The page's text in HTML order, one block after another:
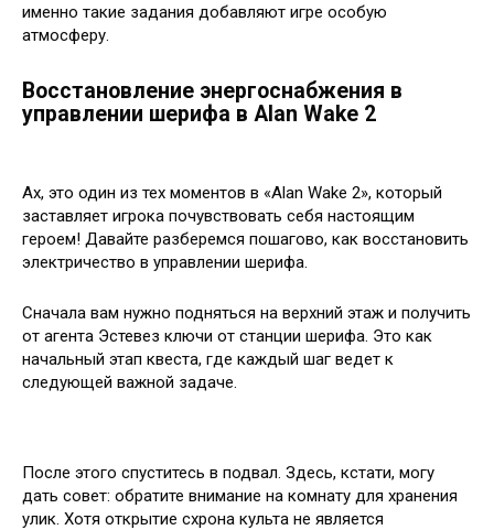
именно такие задания добавляют игре особую
атмосферу.
Восстановление энергоснабжения в
управлении шерифа в Alan Wake 2
Ах, это один из тех моментов в «Alan Wake 2», который
заставляет игрока почувствовать себя настоящим
героем! Давайте разберемся пошагово, как восстановить
электричество в управлении шерифа.
Сначала вам нужно подняться на верхний этаж и получить
от агента Эстевез ключи от станции шерифа. Это как
начальный этап квеста, где каждый шаг ведет к
следующей важной задаче.
После этого спуститесь в подвал. Здесь, кстати, могу
дать совет: обратите внимание на комнату для хранения
улик. Хотя открытие схрона культа не является